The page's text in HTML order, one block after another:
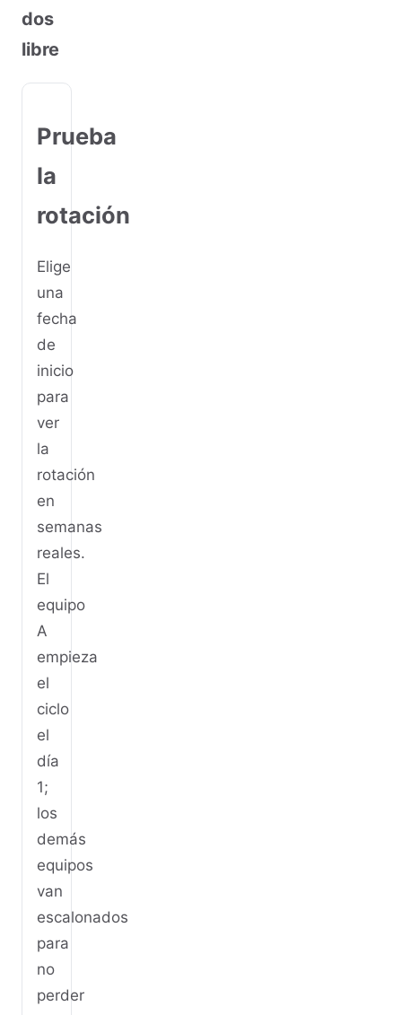
dos
libre
Prueba
la
rotación
Elige
una
fecha
de
inicio
para
ver
la
rotación
en
semanas
reales.
El
equipo
A
empieza
el
ciclo
el
día
1;
los
demás
equipos
van
escalonados
para
no
perder